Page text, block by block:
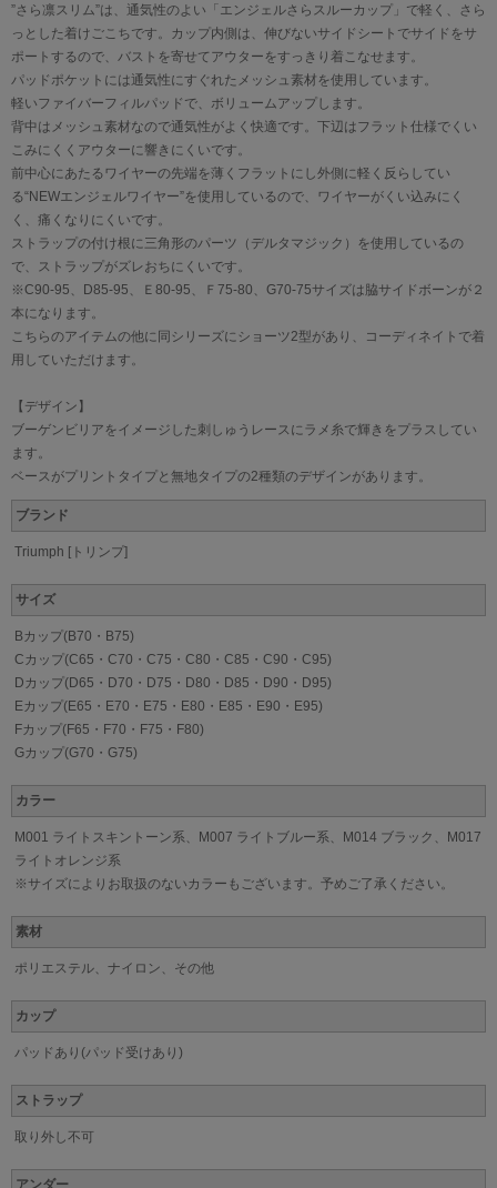
”さら凛スリム”は、通気性のよい「エンジェルさらスルーカップ」で軽く、さら
っとした着けごこちです。カップ内側は、伸びないサイドシートでサイドをサ
ポートするので、バストを寄せてアウターをすっきり着こなせます。
パッドポケットには通気性にすぐれたメッシュ素材を使用しています。
軽いファイバーフィルパッドで、ボリュームアップします。
背中はメッシュ素材なので通気性がよく快適です。下辺はフラット仕様でくい
こみにくくアウターに響きにくいです。
前中心にあたるワイヤーの先端を薄くフラットにし外側に軽く反らしてい
る“NEWエンジェルワイヤー”を使用しているので、ワイヤーがくい込みにく
く、痛くなりにくいです。
ストラップの付け根に三角形のパーツ（デルタマジック）を使用しているの
で、ストラップがズレおちにくいです。
※C90-95、D85-95、Ｅ80-95、Ｆ75-80、G70-75サイズは脇サイドボーンが２
本になります。
こちらのアイテムの他に同シリーズにショーツ2型があり、コーディネイトで着
用していただけます。
【デザイン】
ブーゲンビリアをイメージした刺しゅうレースにラメ糸で輝きをプラスしてい
ます。
ベースがプリントタイプと無地タイプの2種類のデザインがあります。
ブランド
Triumph [トリンプ]
サイズ
Bカップ(B70・B75)
Cカップ(C65・C70・C75・C80・C85・C90・C95)
Dカップ(D65・D70・D75・D80・D85・D90・D95)
Eカップ(E65・E70・E75・E80・E85・E90・E95)
Fカップ(F65・F70・F75・F80)
Gカップ(G70・G75)
カラー
M001 ライトスキントーン系、M007 ライトブルー系、M014 ブラック、M017
ライトオレンジ系
※サイズによりお取扱のないカラーもございます。予めご了承ください。
素材
ポリエステル、ナイロン、その他
カップ
パッドあり(パッド受けあり)
ストラップ
取り外し不可
アンダー